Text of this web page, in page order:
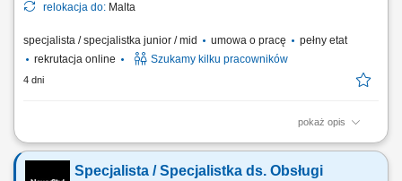
relokacja do: Malta
specjalista / specjalistka junior / mid umowa o pracę
pełny etat
rekrutacja online
Szukamy kilku pracowników
4 dni
pokaż opis
Zakres obowiązków: Telefoniczny kontakt z klientami zainteresowanymi
produktami firmy. Sprzedaż usług finansowych oraz szkoleń z zakresu
edukacji finansowej. Pozyskiwanie nowych klientów oraz rozwijanie
Specjalista / Specjalistka ds. Obsługi